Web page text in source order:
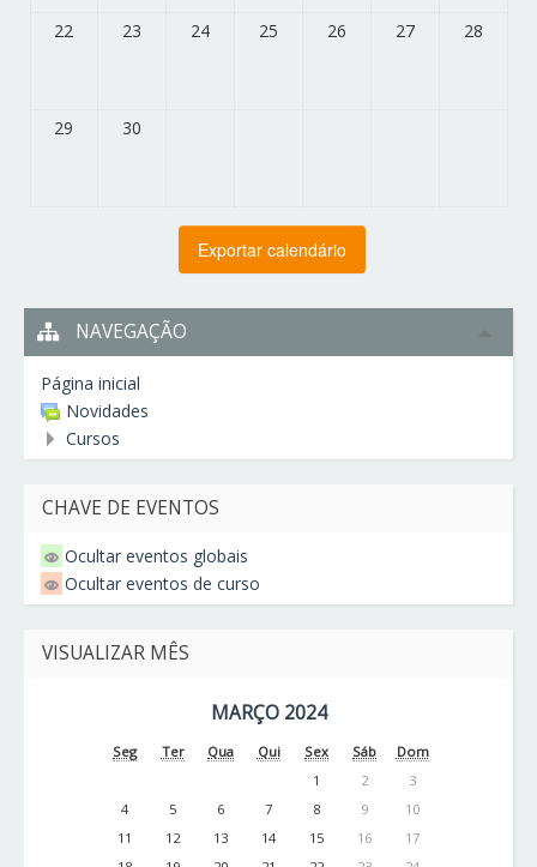
22 23 24 25 26 27 28
29 30
NAVEGAÇÃO
Página inicial
Novidades
Cursos
CHAVE DE EVENTOS
Ocultar eventos globais
Ocultar eventos de curso
VISUALIZAR MÊS
MARÇO 2024
Seg Ter Qua Qui Sex Sáb
Dom
1
2
3
4
5 6 7 8 9
10
11
12 13 14 15 16
17